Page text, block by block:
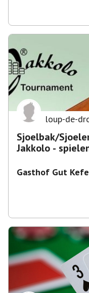
loup-de-
Sjoelbak/
Jakkolo -
Gasthof Gut